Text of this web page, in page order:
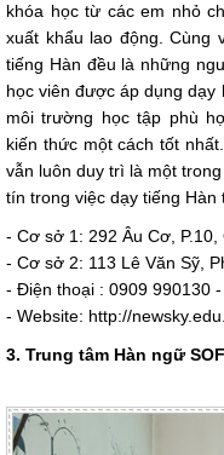
khóa học từ các em nhỏ
xuất khẩu lao động. Cùng
tiếng Hàn đều là những
học viên được áp dụng dạy
môi trường học tập phù
kiến thức một cách tốt
vẫn luôn duy trì là một
tín trong việc dạy tiếng Hàn
- Cơ sở 1: 292 Âu Cơ, P.10,
- Cơ sở 2: 113 Lê Văn Sỹ,
- Điện thoại : 0909 990130
- Website: http://
3. Trung tâm Hàn ngữ